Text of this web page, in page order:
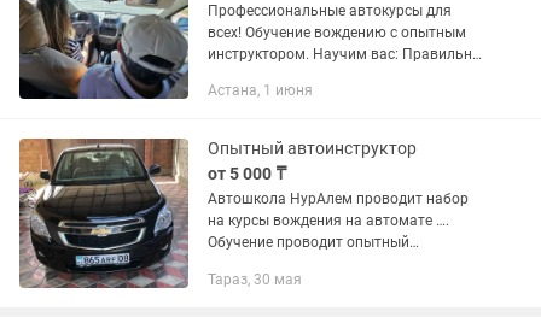
Профессиональные автокурсы для
всех! Обучение вождению с опытным
инструктором. Научим вас: Правильно
Отработать навыки при перестроении,
Астана, 1 июня
Опытный автоинструктор
от 5 000 ₸
Автошкола НурАлем проводит набор
на курсы вождения на автомате ….
Обучение проводит опытный
ранее
Тараз, 30 мая